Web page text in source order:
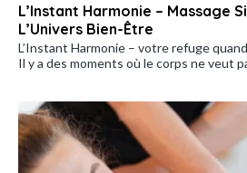
L’Instant Harmonie – Massage
L’Univers Bien-Être
L’Instant Harmonie – votre refuge
Il y a des moments où le corps ne veut